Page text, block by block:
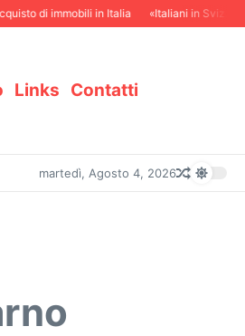
di immobili in Italia «Italiani in Svizzera e
Links Contatti
martedì, Agosto 4, 2026